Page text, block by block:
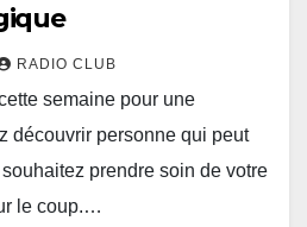
RADIO CLUB
semaine pour une
découvrir personne qui peut
prendre soin de votre
le coup.…